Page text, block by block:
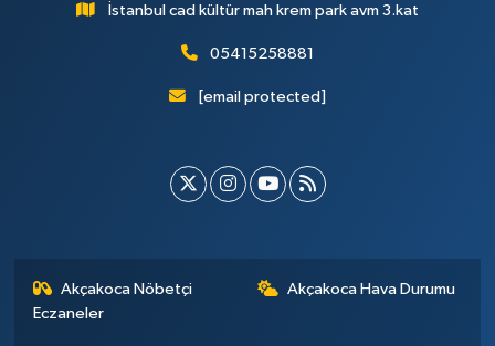
İstanbul cad kültür mah krem park avm 3.kat
05415258881
[email protected]
Akçakoca Nöbetçi
Eczaneler
Akçakoca Hava Durumu